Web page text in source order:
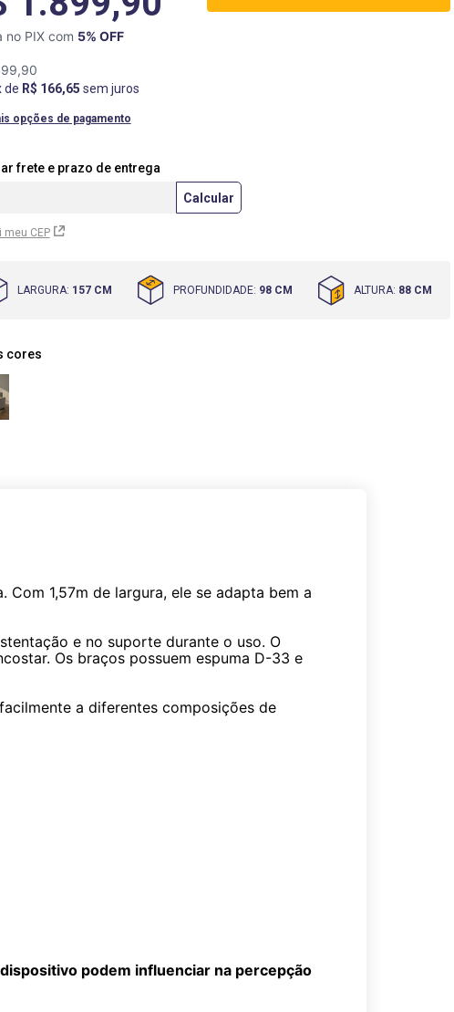
no PIX com 5% OFF
,90
de R$ 166,65 sem juros
opções de pagamento
meu CEP
LARGURA: 157 CM PROFUNDIDADE: 98 CM ALTURA: 88 CM
cores
1,57m de largura, ele se adapta bem a
e no suporte durante o uso. O
Os braços possuem espuma D-33 e
a diferentes composições de
podem influenciar na percepção